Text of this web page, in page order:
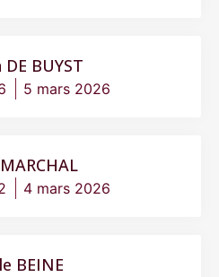
DE BUYST
5 mars 2026
4 mars 2026
BEINE